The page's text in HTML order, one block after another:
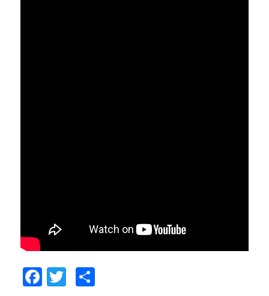
Facebook
Twitter